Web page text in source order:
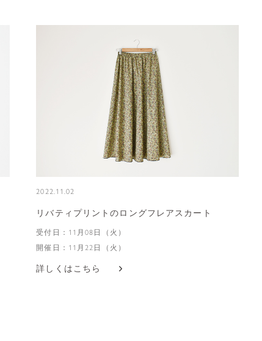
2022.11.02
リバティプリントのロングフレアスカート
受付日：11月08日（火）
開催日：11月22日（火）
詳しくはこちら